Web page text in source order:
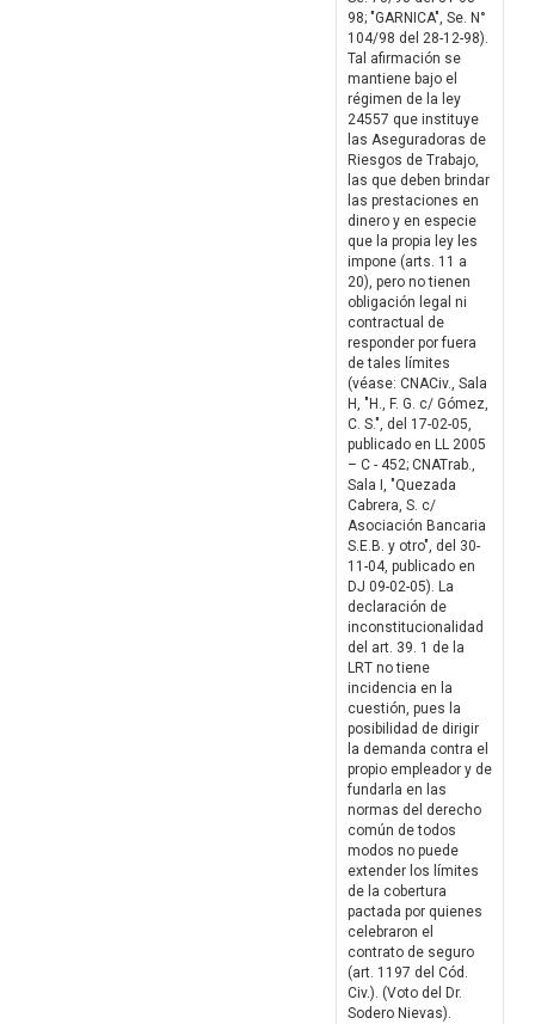
98; "GARNICA", Se. N°
104/98 del 28-12-98).
Tal afirmación se
mantiene bajo el
régimen de la ley
24557 que instituye
las Aseguradoras de
Riesgos de Trabajo,
las que deben brindar
las prestaciones en
dinero y en especie
que la propia ley les
impone (arts. 11 a
20), pero no tienen
obligación legal ni
contractual de
responder por fuera
de tales límites
(véase: CNACiv., Sala
H, "H., F. G. c/ Gómez,
C. S.", del 17-02-05,
publicado en LL 2005
– C - 452; CNATrab.,
Sala I, "Quezada
Cabrera, S. c/
Asociación Bancaria
S.E.B. y otro", del 30-
11-04, publicado en
DJ 09-02-05). La
declaración de
inconstitucionalidad
del art. 39. 1 de la
LRT no tiene
incidencia en la
cuestión, pues la
posibilidad de dirigir
la demanda contra el
propio empleador y de
fundarla en las
normas del derecho
común de todos
modos no puede
extender los límites
de la cobertura
pactada por quienes
celebraron el
contrato de seguro
(art. 1197 del Cód.
Civ.). (Voto del Dr.
Sodero Nievas).